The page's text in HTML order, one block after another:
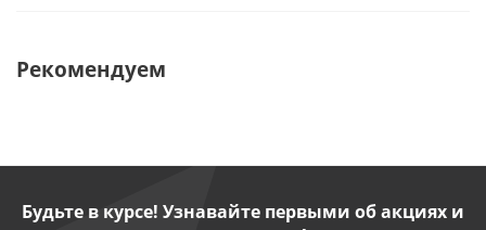
Рекомендуем
Будьте в курсе! Узнавайте первыми об акциях и